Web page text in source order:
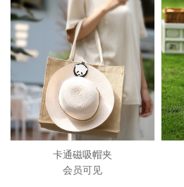
卡通磁吸帽夹
会员可见